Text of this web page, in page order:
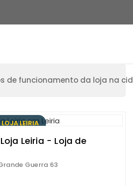
de funcionamento da loja na
LEIRIA
Leiria - Loja de
Guerra 63